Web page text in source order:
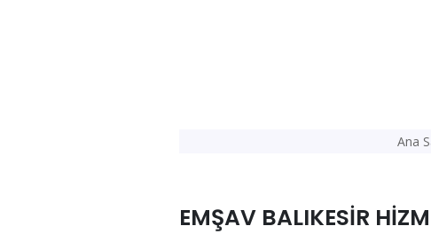
Ana
EMŞAV BALIKESİR